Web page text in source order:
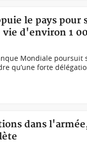
le pays pour
d'environ 1
Mondiale poursuit
qu’une forte
dans